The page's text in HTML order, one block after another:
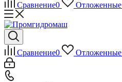
Сравнение0 Отложенные
Сравнение0 Отложенные